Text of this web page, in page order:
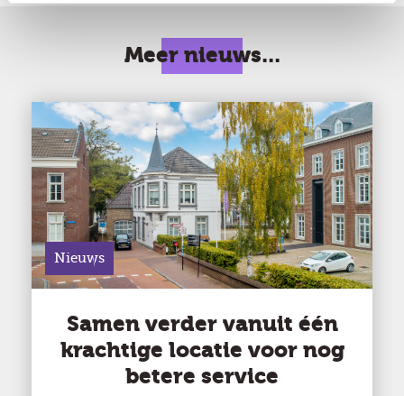
Meer nieuws...
Nieuws
Samen verder vanuit één
krachtige locatie voor nog
betere service